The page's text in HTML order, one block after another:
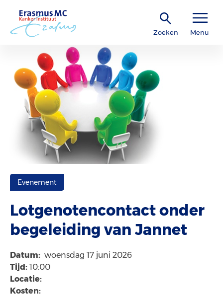
Zoeken Menu
Evenement
Lotgenotencontact onder
begeleiding van Jannet
Datum: woensdag 17 juni 2026
Tijd: 10:00
Locatie:
Kosten: